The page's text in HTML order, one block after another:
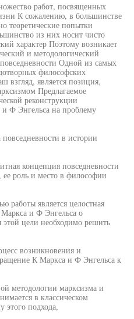
работ, посвященных
К сожалению, в большинстве
теоретические попытки
из них носит чисто
характер Поэтому возникает
и методологический
Одной из самых
философских
взгляд, является позиция,
Предлагаемое
реконструкции
Ф Энгельса на проблему
в истории
концепция повседневности
роль и место в философии
работы является целостная
и Ф Энгельса о
цели необходимо решить
возникновения и
К Маркса и Ф Энгельса к
методологии марксизма и
в классическом
этого подхода,